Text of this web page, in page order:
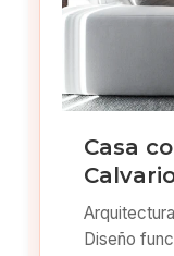
Casa
Diseño